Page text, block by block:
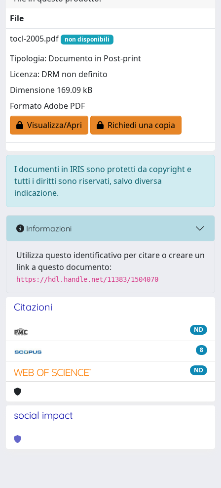
File
tocl-2005.pdf
non disponibili
Tipologia: Documento in Post-print
Licenza: DRM non definito
Dimensione 169.09 kB
Formato Adobe PDF
Visualizza/Apri
Richiedi una copia
I documenti in IRIS sono protetti da copyright e
tutti i diritti sono riservati, salvo diversa
indicazione.
Informazioni
Utilizza questo identificativo per citare o creare un
link a questo documento:
https://hdl.handle.net/11383/1504070
Citazioni
ND
8
ND
social impact